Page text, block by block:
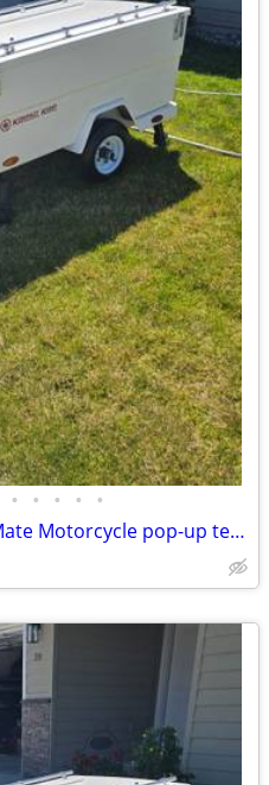
• • • • •
2022 Kompact Kamp Mini Mate Motorcycle pop-up tent trailer w/ Awning &